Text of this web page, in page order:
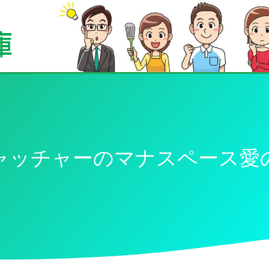
ッチャーのマナスペース愛